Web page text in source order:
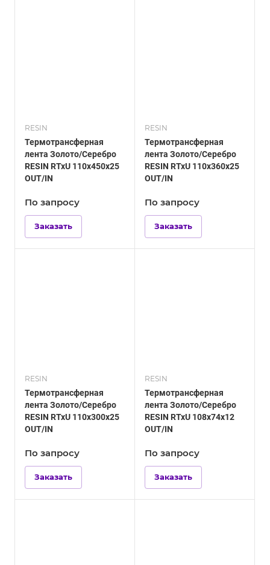
RESIN
Термотрансферная
лента Золото/Серебро
RESIN RTxU 110х450х25
OUT/IN
По запросу
Заказать
RESIN
Термотрансферная
лента Золото/Серебро
RESIN RTxU 110х360х25
OUT/IN
По запросу
Заказать
RESIN
Термотрансферная
лента Золото/Серебро
RESIN RTxU 110х300х25
OUT/IN
По запросу
Заказать
RESIN
Термотрансферная
лента Золото/Серебро
RESIN RTxU 108х74х12
OUT/IN
По запросу
Заказать